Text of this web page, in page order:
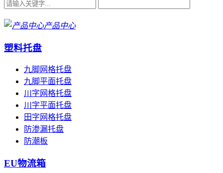
产品中心
塑料托盘
九脚网格托盘
九脚平面托盘
川字网格托盘
川字平面托盘
田字网格托盘
防渗漏托盘
防潮板
EU物流箱